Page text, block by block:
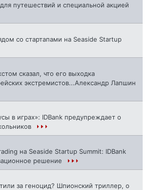
путешествий и специальной акцией
со стартапами на Seaside Startup
сказал, что его выходка
экстремистов...Александр Лапшин
в играх»: IDBank предупреждает о
на Seaside Startup Summit: IDBank
решение
за геноцид? Шпионский триллер, о